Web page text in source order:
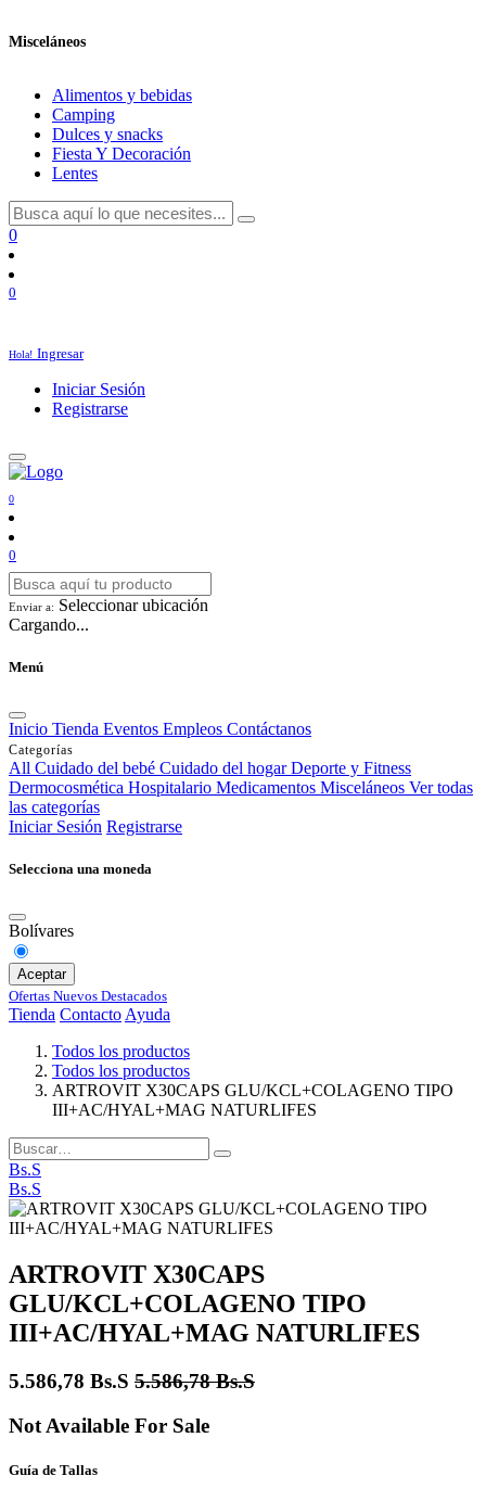
Misceláneos
Alimentos y bebidas
Camping
Dulces y snacks
Fiesta Y Decoración
Lentes
0
0
Hola! Ingresar
Iniciar Sesión
Registrarse
0
0
Enviar a: Seleccionar ubicación
Cargando...
Menú
Inicio Tienda Eventos Empleos Contáctanos
Categorías
All Cuidado del bebé Cuidado del hogar Deporte y Fitness
Dermocosmética Hospitalario Medicamentos Misceláneos Ver todas
las categorías
Iniciar Sesión Registrarse
Selecciona una moneda
Bolívares
Aceptar
Ofertas Nuevos Destacados
Tienda Contacto Ayuda
Todos los productos
Todos los productos
ARTROVIT X30CAPS GLU/KCL+COLAGENO TIPO
III+AC/HYAL+MAG NATURLIFES
Bs.S
Bs.S
ARTROVIT X30CAPS
GLU/KCL+COLAGENO TIPO
III+AC/HYAL+MAG NATURLIFES
5.586,78 Bs.S 5.586,78Bs.S
Not Available For Sale
Guía de Tallas